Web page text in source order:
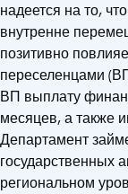
надеется на то,
внутренне
позитивно
переселенцами
ВП выплату
месяцев, а также
Департамент
государственных
региональном